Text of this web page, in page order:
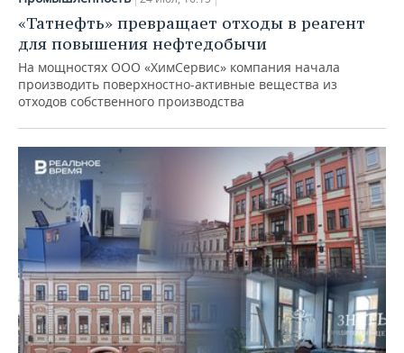
«Татнефть» превращает отходы в реагент
для повышения нефтедобычи
На мощностях ООО «ХимСервис» компания начала
производить поверхностно-активные вещества из
отходов собственного производства